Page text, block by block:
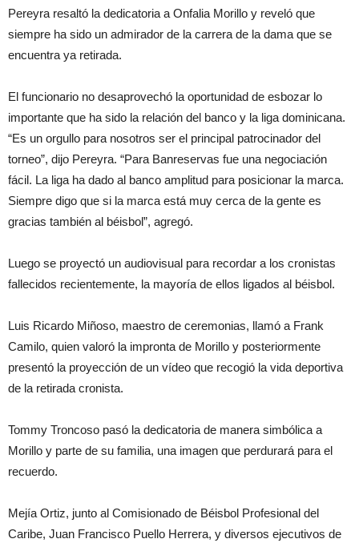
Pereyra resaltó la dedicatoria a Onfalia Morillo y reveló que
siempre ha sido un admirador de la carrera de la dama que se
encuentra ya retirada.
El funcionario no desaprovechó la oportunidad de esbozar lo
importante que ha sido la relación del banco y la liga dominicana.
“Es un orgullo para nosotros ser el principal patrocinador del
torneo”, dijo Pereyra. “Para Banreservas fue una negociación
fácil. La liga ha dado al banco amplitud para posicionar la marca.
Siempre digo que si la marca está muy cerca de la gente es
gracias también al béisbol”, agregó.
Luego se proyectó un audiovisual para recordar a los cronistas
fallecidos recientemente, la mayoría de ellos ligados al béisbol.
Luis Ricardo Miñoso, maestro de ceremonias, llamó a Frank
Camilo, quien valoró la impronta de Morillo y posteriormente
presentó la proyección de un vídeo que recogió la vida deportiva
de la retirada cronista.
Tommy Troncoso pasó la dedicatoria de manera simbólica a
Morillo y parte de su familia, una imagen que perdurará para el
recuerdo.
Mejía Ortiz, junto al Comisionado de Béisbol Profesional del
Caribe, Juan Francisco Puello Herrera, y diversos ejecutivos de